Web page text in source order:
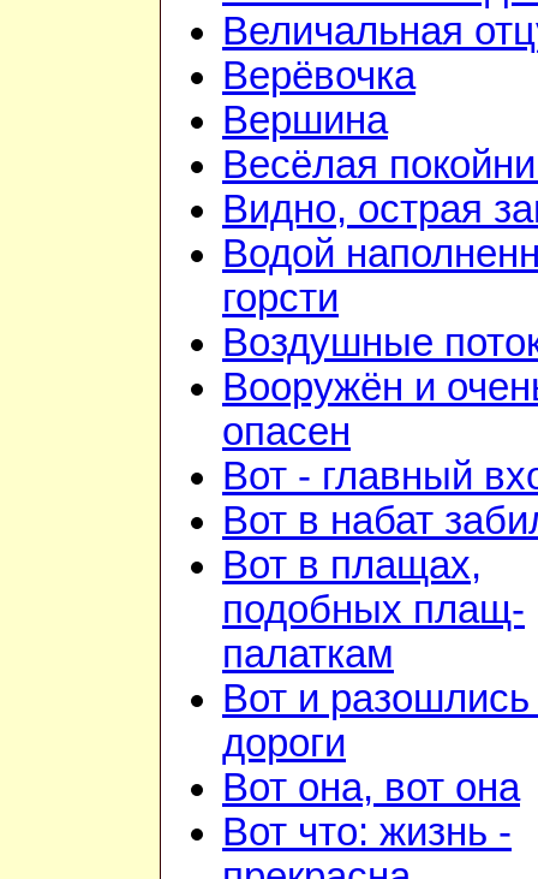
Величальная
Верёвочка
Вершина
Весёлая
Видно, острая
Водой
горсти
Воздушные
Вооружён и
опасен
Вот - главный
Вот в набат
Вот в плащах,
подобных плащ-
палаткам
Вот и разошлись
дороги
Вот она, вот она
Вот что: жизнь -